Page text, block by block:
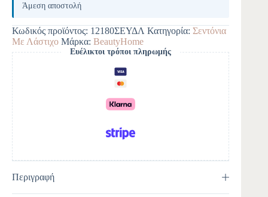
Άμεση αποστολή
Κωδικός προϊόντος: 12180ΣΕΥΔΛ Κατηγορία: Σεντόνια
Με Λάστιχο Μάρκα: BeautyHome
Ευέλικτοι τρόποι πληρωμής
Περιγραφή